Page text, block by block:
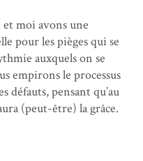
moi avons une
pour les pièges qui se
auxquels on se
empirons le processus
défauts, pensant qu’au
(peut-être) la grâce.